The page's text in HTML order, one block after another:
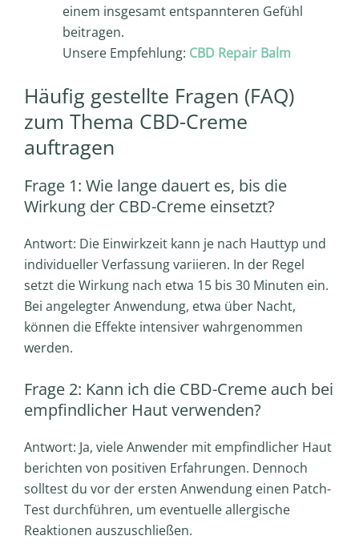
einem insgesamt entspannteren Gefühl
beitragen.
Unsere Empfehlung: CBD Repair Balm
Häufig gestellte Fragen (FAQ)
zum Thema CBD-Creme
auftragen
Frage 1: Wie lange dauert es, bis die
Wirkung der CBD-Creme einsetzt?
Antwort: Die Einwirkzeit kann je nach Hauttyp und
individueller Verfassung variieren. In der Regel
setzt die Wirkung nach etwa 15 bis 30 Minuten ein.
Bei angelegter Anwendung, etwa über Nacht,
können die Effekte intensiver wahrgenommen
werden.
Frage 2: Kann ich die CBD-Creme auch bei
empfindlicher Haut verwenden?
Antwort: Ja, viele Anwender mit empfindlicher Haut
berichten von positiven Erfahrungen. Dennoch
solltest du vor der ersten Anwendung einen Patch-
Test durchführen, um eventuelle allergische
Reaktionen auszuschließen.